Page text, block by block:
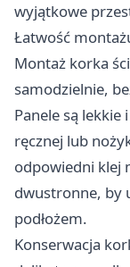
wyjątkowe
Łatwość
Montaż korka
samodzielnie,
Panele są lekkie
ręcznej lub
odpowiedni klej
dwustronne, by
podłożem.
Konserwacja